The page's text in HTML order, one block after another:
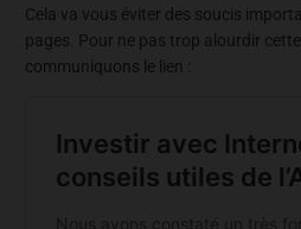
Cela va vous éviter des soucis
pages. Pour ne pas trop alourdir
communiquons le lien :